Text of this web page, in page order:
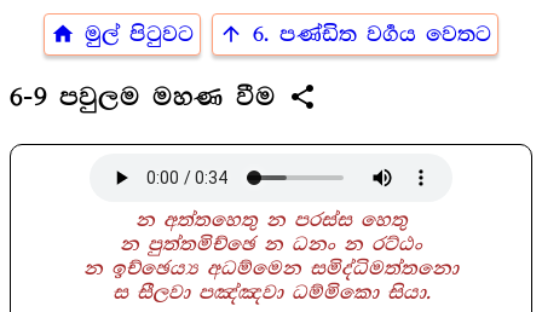
home මුල් පිටුවට arrow_upward 6. පණ්ඩිත වර්‍ගය වෙතට
6-9 පවුලම මහණ වීම share
න අත්තහෙතු න පරස්ස හෙතු
න පුත්තමිච්ඡෙ න ධනං න රට්ඨං
න ඉච්ඡෙය්‍ය අධම්මෙන සමිද්ධිමත්තනො
ස සීලවා පඤ්ඤවා ධම්මිකො සියා.